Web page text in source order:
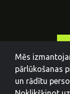
Mēs
pārlūkošanas
un rādītu